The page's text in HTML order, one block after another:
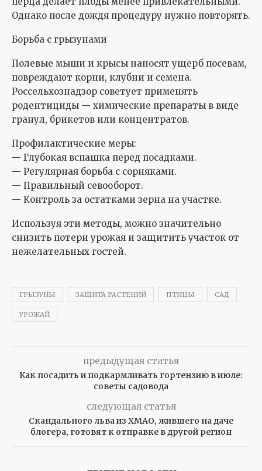
Однако после дождя процедуру нужно повторять.
Борьба с грызунами
Полевые мыши и крысы наносят ущерб посевам,
повреждают корни, клубни и семена.
Россельхознадзор советует применять
родентициды — химические препараты в виде
гранул, брикетов или концентратов.
Профилактические меры:
— Глубокая вспашка перед посадками.
— Регулярная борьба с сорняками.
— Правильный севооборот.
— Контроль за остатками зерна на участке.
Используя эти методы, можно значительно
снизить потери урожая и защитить участок от
нежелательных гостей.
ГРЫЗУНЫ ЗАЩИТА РАСТЕНИЙ ПТИЦЫ САД
УРОЖАЙ
предыдущая статья
Как посадить и подкармливать гортензию в июле:
советы садовода
следующая статья
Скандального льва из ХМАО, жившего на даче
блогера, готовят к отправке в другой регион